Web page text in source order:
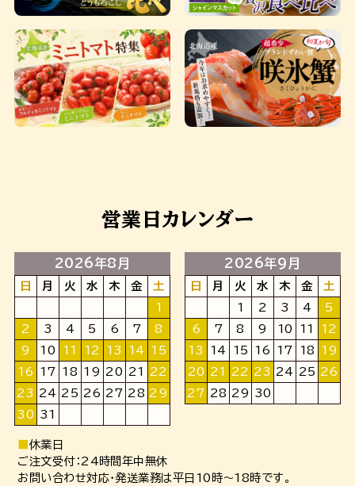
営業日カレンダー
2026年8月
日 月 火 水 木 金
土
1
2
3 4 5 6 7
8
9
10 11 12 13 14
15
16
17 18 19 20 21
22
23 24 25 26 27 28 29
30 31
2026年9月
日 月 火 水 木 金
土
1
2 3 4
5
6
7 8 9 10 11
12
13
14 15 16 17 18
19
20 21 22 23 24 25 26
27 28 29 30
休業日
ご注文受付：24時間年中無休
お問い合わせ対応・発送業務は平日10時～18時です。